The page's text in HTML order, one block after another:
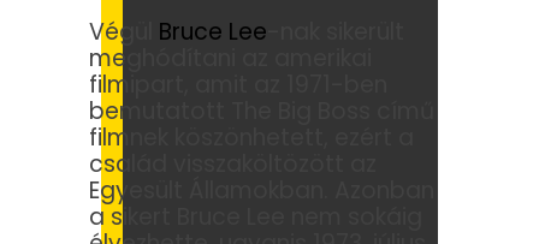
Végül Bruce Lee
meghódítani az amerikai
filmipart, amit az 1971-ben
bemutatott The Big Boss című
filmnek köszönhetett, ezért a
család visszaköltözött az
Egyesült Államokban. Azonban
a sikert Bruce Lee nem sokáig